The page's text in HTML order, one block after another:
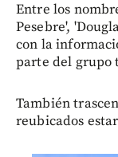
Entre los
Pesebre',
con la
parte del grupo
También
reubicados